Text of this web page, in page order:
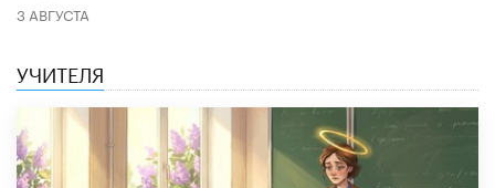
3 АВГУСТА
УЧИТЕЛЯ